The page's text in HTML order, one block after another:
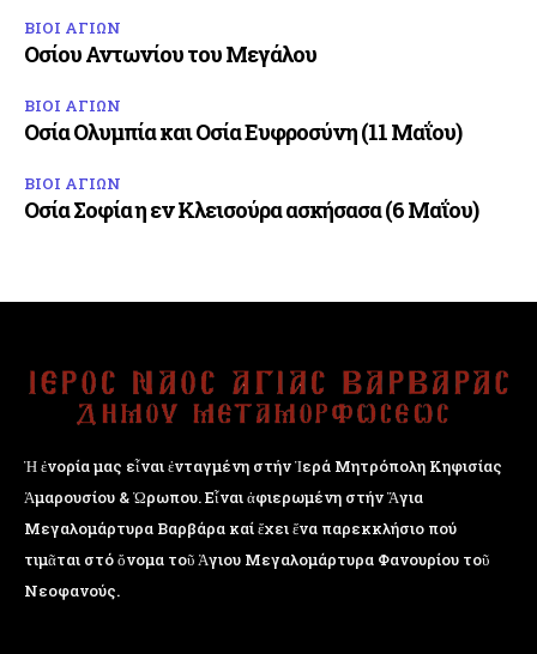
ΒΙΟΙ ΑΓΙΩΝ
Οσίου Αντωνίου του Μεγάλου
ΒΙΟΙ ΑΓΙΩΝ
Οσία Ολυμπία και Οσία Ευφροσύνη (11 Μαΐου)
ΒΙΟΙ ΑΓΙΩΝ
Οσία Σοφία η εν Κλεισούρα ασκήσασα (6 Μαΐου)
Ἡ ἐνορία μας εἶναι ἐνταγμένη στήν Ἱερά Μητρόπολη Κηφισίας
Ἁμαρουσίου & Ὠρωπου. Εἶναι ἀφιερωμένη στήν Ἅγια
Μεγαλομάρτυρα Βαρβάρα καί ἔχει ἕνα παρεκκλήσιο πού
τιμᾶται στό ὄνομα τοῦ Ἁγιου Μεγαλομάρτυρα Φανουρίου τοῦ
Νεοφανούς.